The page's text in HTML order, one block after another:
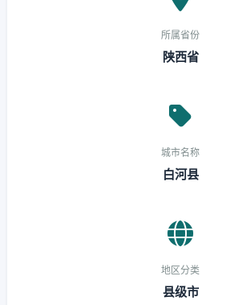
所属省份
陕西省
城市名称
白河县
地区分类
县级市